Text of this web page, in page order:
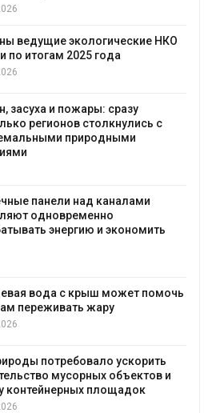
ведущие экологические НКО
по итогам 2025 года
засуха и пожары: сразу
регионов столкнулись с
природными
панели над каналами
одновременно
энергию и экономить
вода с крыш может помочь
переживать жару
потребовало ускорить
мусорных объектов и
контейнерных площадок